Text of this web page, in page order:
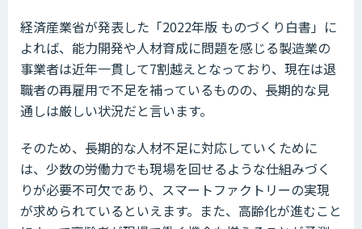
経済産業省が発表した「2022年版 ものづくり白書」に
よれば、能力開発や人材育成に問題を感じる製造業の
事業者は近年一貫して7割越えとなっており、現在は退
職者の再雇用で不足を補っているものの、長期的な見
通しは厳しい状況だと言います。
そのため、長期的な人材不足に対応していくために
は、少数の労働力でも現場を回せるような仕組みづく
りが必要不可欠であり、スマートファクトリーの実現
が求められているといえます。また、高齢化が進むこと